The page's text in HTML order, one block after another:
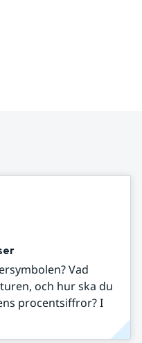
Vad
och hur ska du
procentsiffror? I